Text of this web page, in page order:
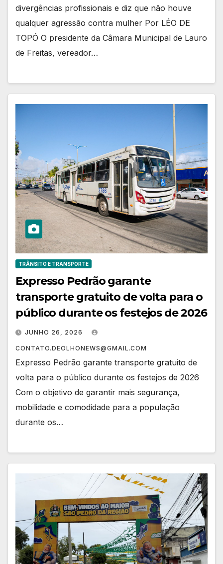
divergências profissionais e diz que não houve
qualquer agressão contra mulher Por LÉO DE
TOPÓ O presidente da Câmara Municipal de Lauro
de Freitas, vereador…
TRÂNSITO E TRANSPORTE
Expresso Pedrão garante
transporte gratuito de volta para o
público durante os festejos de 2026
JUNHO 26, 2026
CONTATO.DEOLHONEWS@GMAIL.COM
Expresso Pedrão garante transporte gratuito de
volta para o público durante os festejos de 2026
Com o objetivo de garantir mais segurança,
mobilidade e comodidade para a população
durante os…